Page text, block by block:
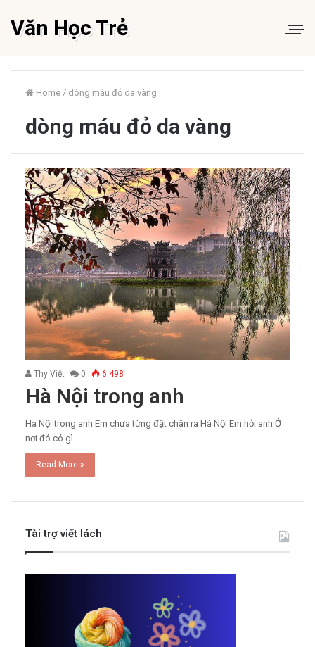
Văn Học Trẻ
Home / dòng máu đỏ da vàng
dòng máu đỏ da vàng
Thy Việt 0 6.498
Hà Nội trong anh
Hà Nội trong anh Em chưa từng đặt chân ra Hà Nội Em hỏi anh Ở
nơi đó có gì…
Read More »
Tài trợ viết lách